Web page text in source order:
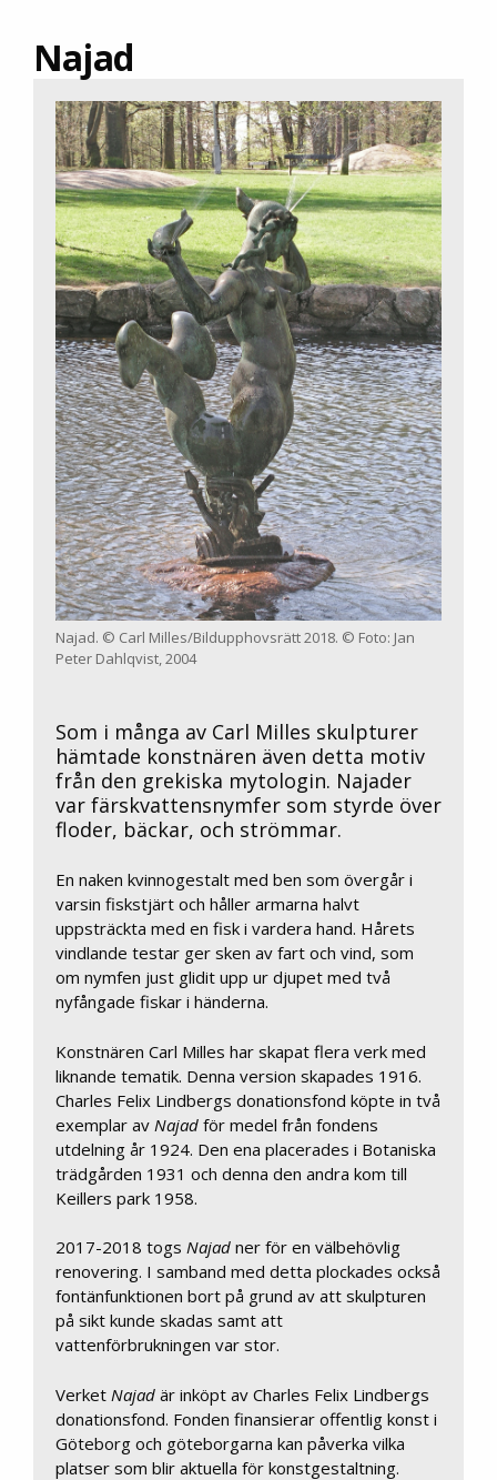
Najad
Najad. © Carl Milles/Bildupphovsrätt 2018. © Foto: Jan
Peter Dahlqvist, 2004
Som i många av Carl Milles skulpturer
hämtade konstnären även detta motiv
från den grekiska mytologin. Najader
var färskvattensnymfer som styrde över
floder, bäckar, och strömmar.
En naken kvinnogestalt med ben som övergår i
varsin fiskstjärt och håller armarna halvt
uppsträckta med en fisk i vardera hand. Hårets
vindlande testar ger sken av fart och vind, som
om nymfen just glidit upp ur djupet med två
nyfångade fiskar i händerna.
Konstnären Carl Milles har skapat flera verk med
liknande tematik. Denna version skapades 1916.
Charles Felix Lindbergs donationsfond köpte in två
exemplar av Najad för medel från fondens
utdelning år 1924. Den ena placerades i Botaniska
trädgården 1931 och denna den andra kom till
Keillers park 1958.
2017-2018 togs Najad ner för en välbehövlig
renovering. I samband med detta plockades också
fontänfunktionen bort på grund av att skulpturen
på sikt kunde skadas samt att
vattenförbrukningen var stor.
Verket Najad är inköpt av Charles Felix Lindbergs
donationsfond. Fonden finansierar offentlig konst i
Göteborg och göteborgarna kan påverka vilka
platser som blir aktuella för konstgestaltning.